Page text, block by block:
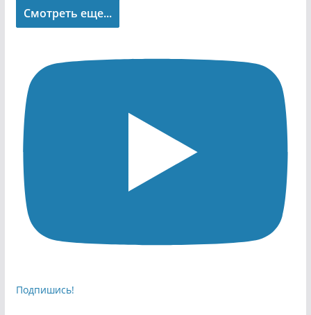
Смотреть еще...
Подпишись!